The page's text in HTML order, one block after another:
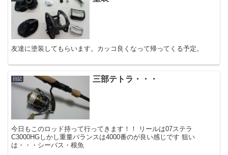
友達に塗装してもらいます。カッコ良くなって帰ってくる予定。
日記 三部テトラ・・・
今日もこのロッド持って行ってきます！！ リールは07ステラ
C3000HGしかし重量バランスは4000番のが良い感じです 狙い
は・・・シーバス・根魚